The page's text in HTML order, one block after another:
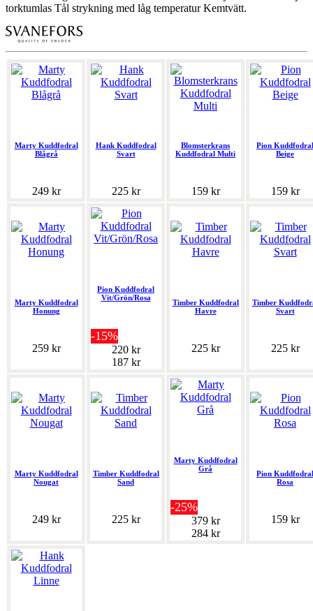
torktumlas Tål strykning med låg temperatur Kemtvätt.
Marty Kuddfodral
Blågrå
249 kr
Hank Kuddfodral
Svart
225 kr
Blomsterkrans
Kuddfodral Multi
159 kr
Pion Kuddfodral
Beige
159 kr
Marty Kuddfodral
Honung
259 kr
Pion Kuddfodral
Vit/Grön/Rosa
-15%
220 kr
187 kr
Timber Kuddfodral
Havre
225 kr
Timber
Svart
225 kr
Marty Kuddfodral
Nougat
249 kr
Timber Kuddfodral
Sand
225 kr
Marty Kuddfodral
Grå
-25%
379 kr
284 kr
Pion Kuddfodral
Rosa
159 kr